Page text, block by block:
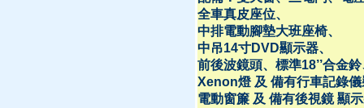
全車真皮座位、
中排電動腳墊大班座椅、
中吊14寸DVD顯示器、
前後波鏡頭、標準18’’合金
Xenon燈 及 備有行車記錄
電動窗簾 及 備有後視鏡 顯